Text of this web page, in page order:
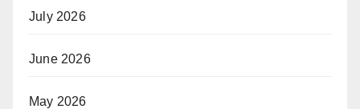
July 2026
June 2026
May 2026